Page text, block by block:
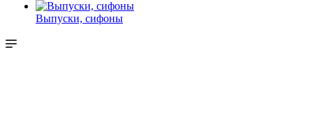
Выпуски, сифоны